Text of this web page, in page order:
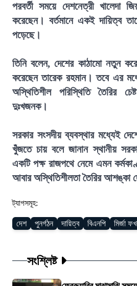
পরবর্তী সময়ে দেশনেত্রী খালেদা
করেছেন। বর্তমানে একই দায়িত্ব
পড়েছে।
তিনি বলেন, দেশের কাঠামো নতুন
করেছেন তারেক রহমান। তবে এর
অস্থিতিশীল পরিস্থিতি তৈরির
দুঃখজনক।
সরকার সংসদীয় ব্যবস্থার মধ্যেই
খুঁজতে চায় বলে জানান স্থানীয়
একটি পক্ষ রাজপথে নেমে এমন
আবার অস্থিতিশীলতা তৈরির আশঙ্কা
ট্যাগসমূহ:
দেশ পুনর্গঠন দায়িত্ব বিএনপি মির্জা
সংশ্লিষ্ট